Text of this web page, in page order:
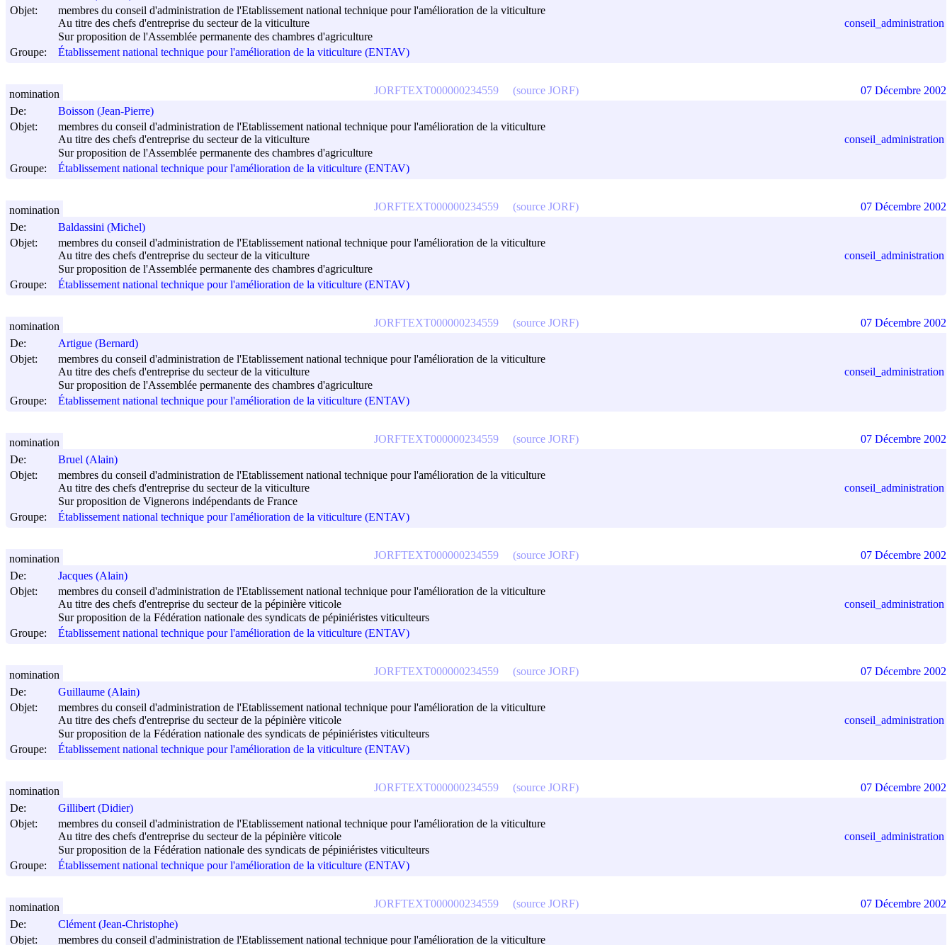
Objet:
membres du conseil d'administration de l'Etablissement national technique pour l'amélioration de la viticulture
Au titre des chefs d'entreprise du secteur de la viticulture
Sur proposition de l'Assemblée permanente des chambres d'agriculture
Groupe:
Établissement national technique pour l'amélioration de la viticulture (ENTAV)
conseil_administration
De:
Boisson (Jean-Pierre)
Objet:
membres du conseil d'administration de l'Etablissement national technique pour l'amélioration de la viticulture
Au titre des chefs d'entreprise du secteur de la viticulture
Sur proposition de l'Assemblée permanente des chambres d'agriculture
Groupe:
Établissement national technique pour l'amélioration de la viticulture (ENTAV)
conseil_administration
JORFTEXT000000234559 (source JORF)
nomination 07 Décembre 2002
De:
Baldassini (Michel)
Objet:
membres du conseil d'administration de l'Etablissement national technique pour l'amélioration de la viticulture
Au titre des chefs d'entreprise du secteur de la viticulture
Sur proposition de l'Assemblée permanente des chambres d'agriculture
Groupe:
Établissement national technique pour l'amélioration de la viticulture (ENTAV)
conseil_administration
JORFTEXT000000234559 (source JORF)
nomination 07 Décembre 2002
De:
Artigue (Bernard)
Objet:
membres du conseil d'administration de l'Etablissement national technique pour l'amélioration de la viticulture
Au titre des chefs d'entreprise du secteur de la viticulture
Sur proposition de l'Assemblée permanente des chambres d'agriculture
Groupe:
Établissement national technique pour l'amélioration de la viticulture (ENTAV)
conseil_administration
JORFTEXT000000234559 (source JORF)
nomination 07 Décembre 2002
De:
Bruel (Alain)
Objet:
membres du conseil d'administration de l'Etablissement national technique pour l'amélioration de la viticulture
Au titre des chefs d'entreprise du secteur de la viticulture
Sur proposition de Vignerons indépendants de France
Groupe:
Établissement national technique pour l'amélioration de la viticulture (ENTAV)
conseil_administration
JORFTEXT000000234559 (source JORF)
nomination 07 Décembre 2002
De:
Jacques (Alain)
Objet:
membres du conseil d'administration de l'Etablissement national technique pour l'amélioration de la viticulture
Au titre des chefs d'entreprise du secteur de la pépinière viticole
Sur proposition de la Fédération nationale des syndicats de pépiniéristes viticulteurs
Groupe:
Établissement national technique pour l'amélioration de la viticulture (ENTAV)
conseil_administration
JORFTEXT000000234559 (source JORF)
nomination 07 Décembre 2002
De:
Guillaume (Alain)
Objet:
membres du conseil d'administration de l'Etablissement national technique pour l'amélioration de la viticulture
Au titre des chefs d'entreprise du secteur de la pépinière viticole
Sur proposition de la Fédération nationale des syndicats de pépiniéristes viticulteurs
Groupe:
Établissement national technique pour l'amélioration de la viticulture (ENTAV)
conseil_administration
JORFTEXT000000234559 (source JORF)
nomination 07 Décembre 2002
De:
Gillibert (Didier)
Objet:
membres du conseil d'administration de l'Etablissement national technique pour l'amélioration de la viticulture
Au titre des chefs d'entreprise du secteur de la pépinière viticole
Sur proposition de la Fédération nationale des syndicats de pépiniéristes viticulteurs
Groupe:
Établissement national technique pour l'amélioration de la viticulture (ENTAV)
conseil_administration
JORFTEXT000000234559 (source JORF)
nomination 07 Décembre 2002
De:
Clément (Jean-Christophe)
Objet:
membres du conseil d'administration de l'Etablissement national technique pour l'amélioration de la viticulture
JORFTEXT000000234559 (source JORF)
nomination 07 Décembre 2002